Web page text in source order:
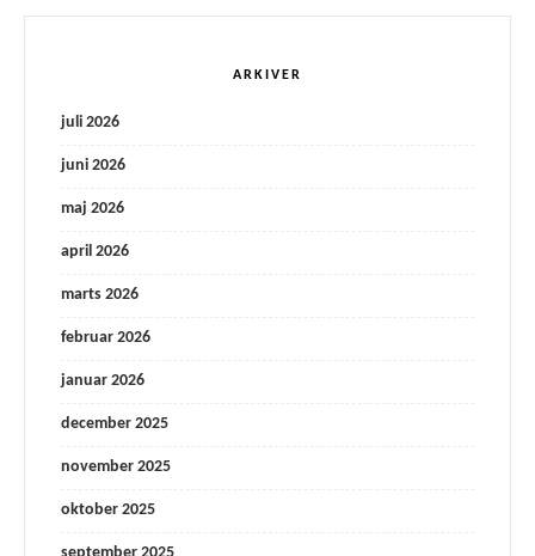
ARKIVER
juli 2026
juni 2026
maj 2026
april 2026
marts 2026
februar 2026
januar 2026
december 2025
november 2025
oktober 2025